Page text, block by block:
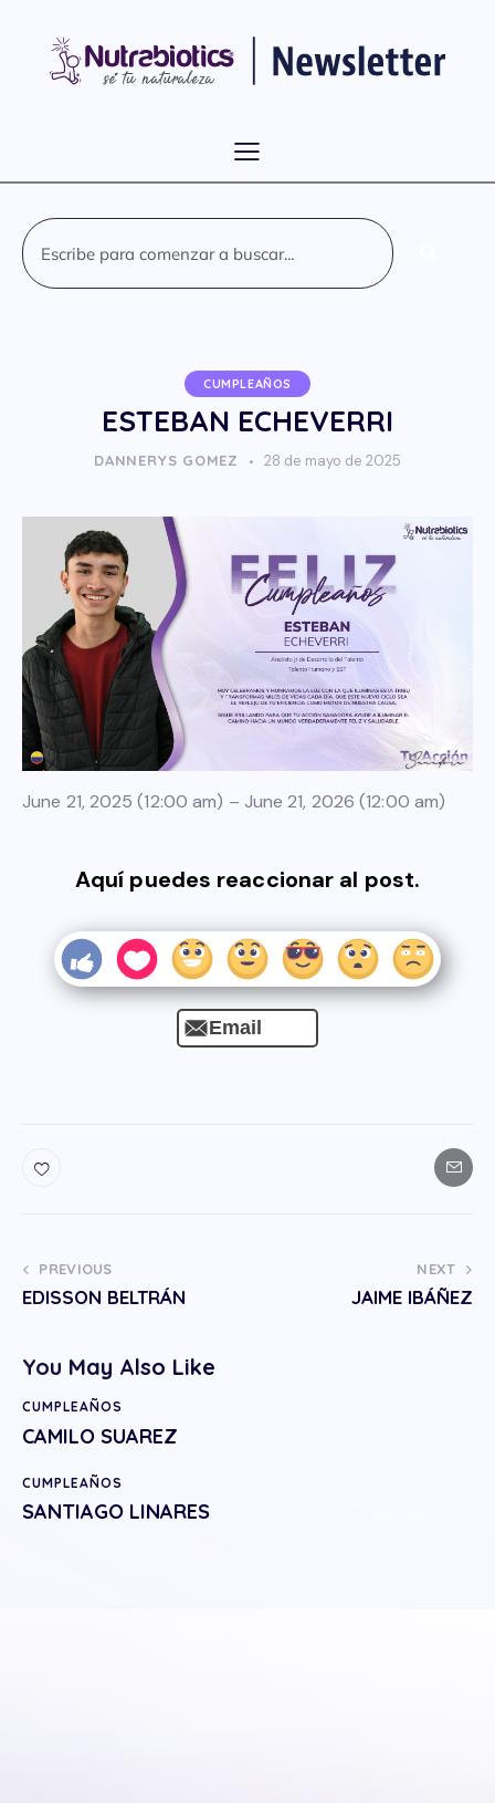
CUMPLEAÑOS
ESTEBAN ECHEVERRI
DANNERYS GOMEZ 28 de mayo de 2025
June 21, 2025 (12:00 am) – June 21, 2026 (12:00 am)
Aquí puedes reaccionar al post.
Email
PREVIOUS
EDISSON BELTRÁN
NEXT
JAIME IBÁÑEZ
You May Also Like
CUMPLEAÑOS
CAMILO SUAREZ
CUMPLEAÑOS
SANTIAGO LINARES